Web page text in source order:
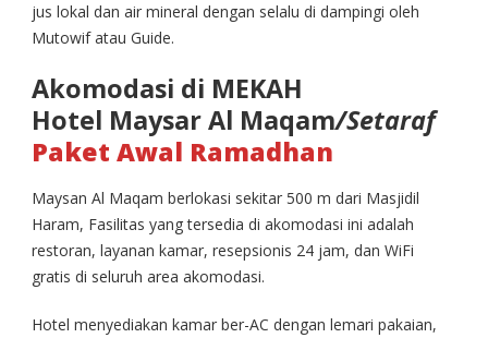
jus lokal dan air mineral dengan selalu di dampingi oleh
Mutowif atau Guide.
Akomodasi di MEKAH
Hotel Maysar Al Maqam/Setaraf
Paket Awal Ramadhan
Maysan Al Maqam berlokasi sekitar 500 m dari Masjidil
Haram, Fasilitas yang tersedia di akomodasi ini adalah
restoran, layanan kamar, resepsionis 24 jam, dan WiFi
gratis di seluruh area akomodasi.
Hotel menyediakan kamar ber-AC dengan lemari pakaian,